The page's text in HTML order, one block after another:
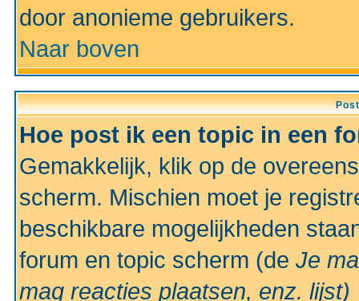
door anonieme gebruikers.
Naar boven
Hoe post ik een topic in een
Gemakkelijk, klik op de
scherm. Mischien moet je
beschikbare mogelijkheden
forum en topic scherm (de Je
mag reacties plaatsen, enz. lijst)